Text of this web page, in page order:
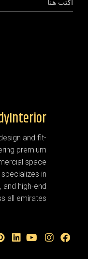
and fit-
premium
space
in
high-end
all emirates.